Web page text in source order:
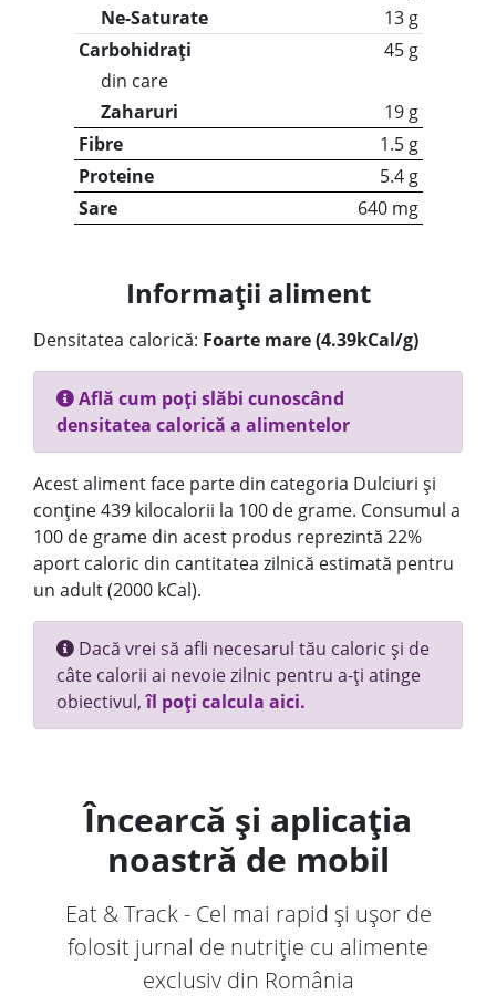
Ne-Saturate
13 g
Carbohidrați
45 g
din care
Zaharuri
19 g
Fibre
1.5 g
Proteine
5.4 g
Sare
640 mg
Informații aliment
Densitatea calorică: Foarte mare (4.39kCal/g)
Află cum poți slăbi cunoscând
densitatea calorică a alimentelor
Acest aliment face parte din categoria Dulciuri și
conține 439 kilocalorii la 100 de grame. Consumul a
100 de grame din acest produs reprezintă 22%
aport caloric din cantitatea zilnică estimată pentru
un adult (2000 kCal).
Dacă vrei să afli necesarul tău caloric și de
câte calorii ai nevoie zilnic pentru a-ți atinge
obiectivul,îl poți calcula aici.
Încearcă și aplicația
noastră de mobil
Eat & Track - Cel mai rapid și ușor de
folosit jurnal de nutriție cu alimente
exclusiv din România